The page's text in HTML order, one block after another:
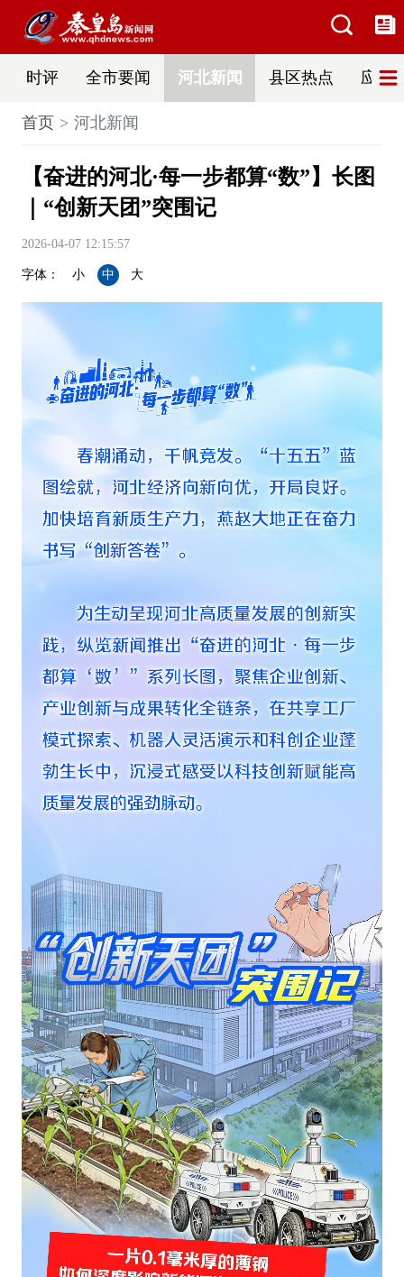
时评 全市要闻 河北新闻 县区热点 应急
首页 河北新闻
【奋进的河北·每一步都算“数”】长图
｜“创新天团”突围记
2026-04-07 12:15:57
字体： 小 中 大